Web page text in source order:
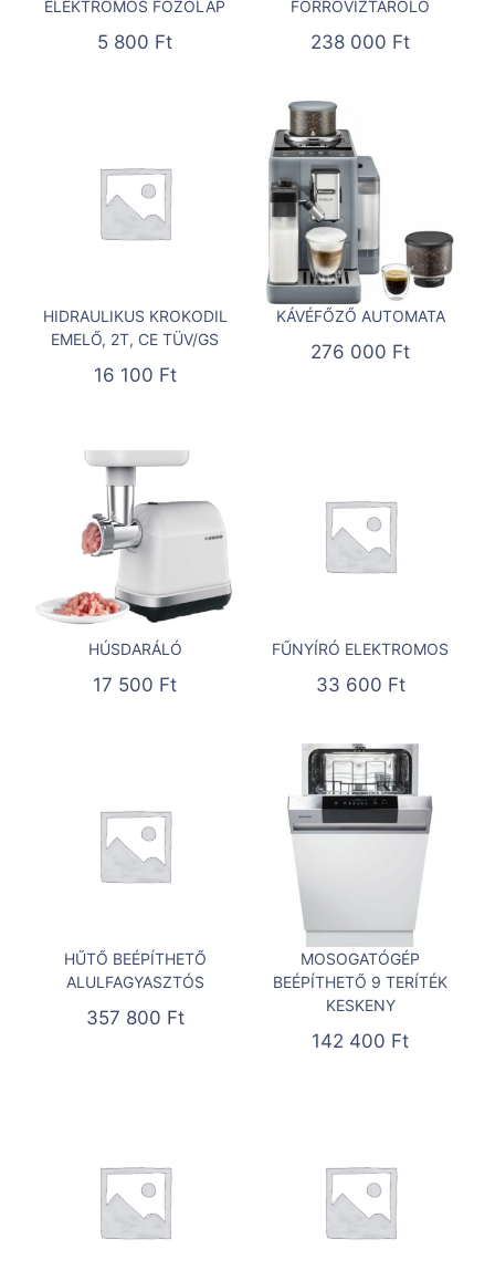
ELEKTROMOS FŐZŐLAP
5 800 Ft
FORRÓVÍZTÁROLÓ
238 000 Ft
HIDRAULIKUS KROKODIL
EMELŐ, 2T, CE TÜV/GS
16 100 Ft
KÁVÉFŐZŐ AUTOMATA
276 000 Ft
HÚSDARÁLÓ
17 500 Ft
FŰNYÍRÓ ELEKTROMOS
33 600 Ft
HŰTŐ BEÉPÍTHETŐ
ALULFAGYASZTÓS
357 800 Ft
MOSOGATÓGÉP
BEÉPÍTHETŐ 9 TERÍTÉK
KESKENY
142 400 Ft